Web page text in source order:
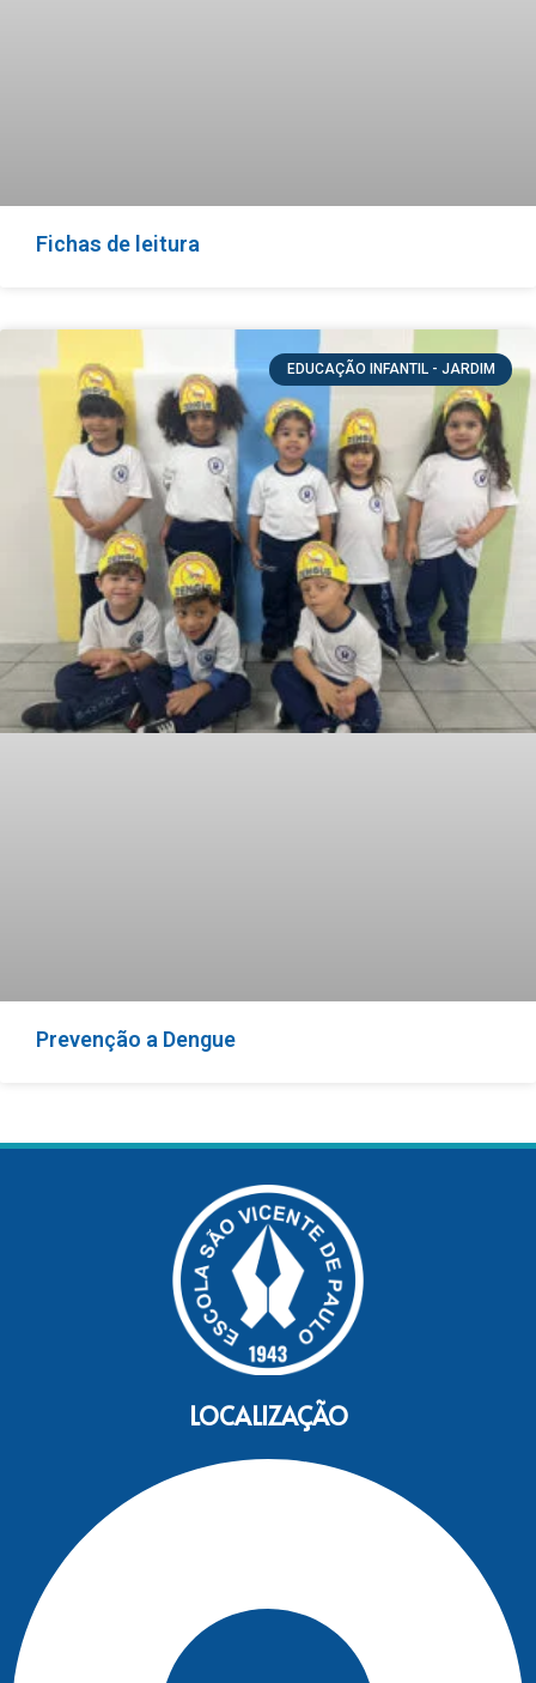
Fichas de leitura
EDUCAÇÃO INFANTIL - JARDIM
Prevenção a Dengue
LOCALIZAÇÃO